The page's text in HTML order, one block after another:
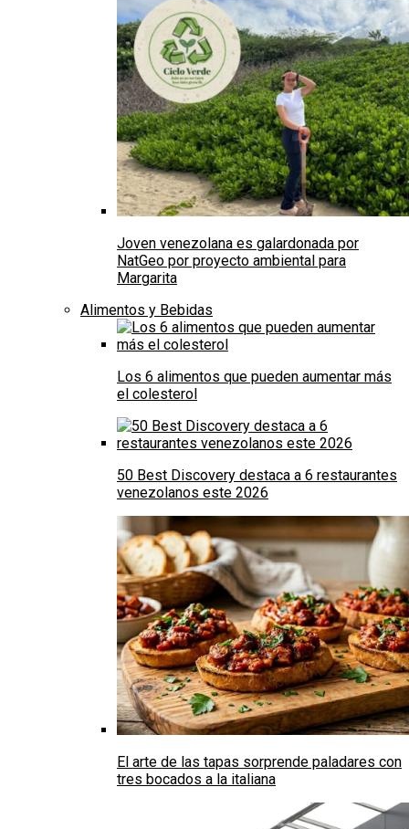
Joven venezolana es galardonada por
NatGeo por proyecto ambiental para
Margarita
Alimentos y Bebidas
Los 6 alimentos que pueden aumentar más
el colesterol
50 Best Discovery destaca a 6 restaurantes
venezolanos este 2026
El arte de las tapas sorprende paladares con
tres bocados a la italiana